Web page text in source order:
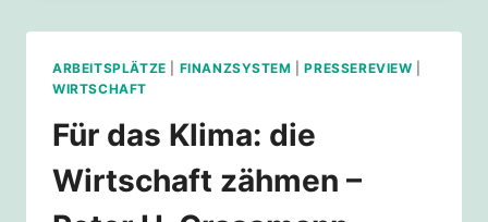
ARBEITSPLÄTZE FINANZSYSTEM |PRESSEREVIEW
WIRTSCHAFT
Für das Klima: die
Wirtschaft zähmen –